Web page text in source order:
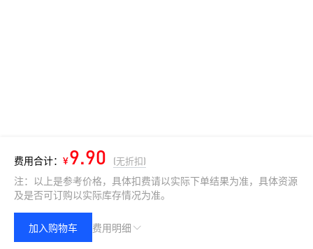
费用合计： ¥9.90 (无折扣)
注：以上是参考价格，具体扣费请以实际下单结果为准，具体资源
及是否可订购以实际库存情况为准。
费用明细
加入购物车